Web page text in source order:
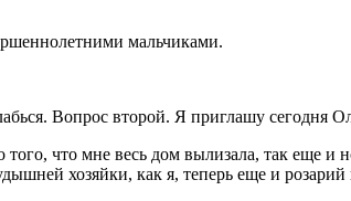
ими мальчиками.
Вопрос второй. Я приглашу сегодня
что мне весь дом вылизала, так еще и
хозяйки, как я, теперь еще и розарий